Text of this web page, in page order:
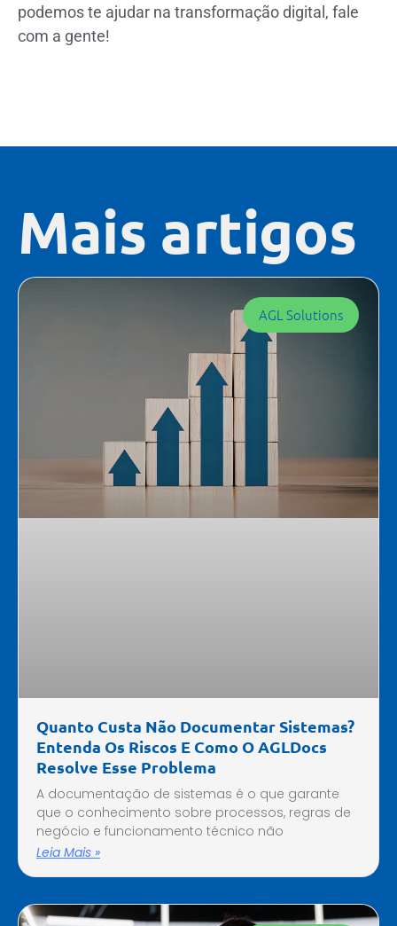
podemos te ajudar na transformação digital, fale
com a gente!
Mais artigos
AGL Solutions
Quanto Custa Não Documentar Sistemas?
Entenda Os Riscos E Como O AGLDocs
Resolve Esse Problema
A documentação de sistemas é o que garante
que o conhecimento sobre processos, regras de
negócio e funcionamento técnico não
Leia Mais »